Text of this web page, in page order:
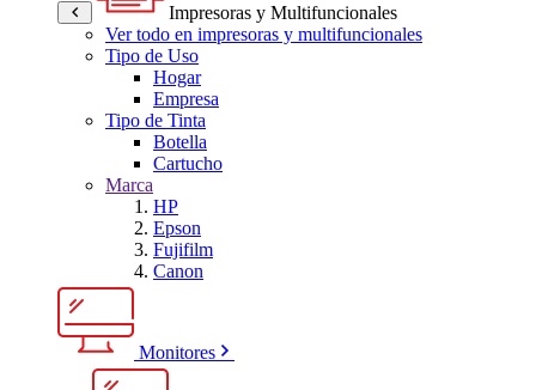
Impresoras y Multifuncionales
Ver todo en impresoras y multifuncionales
Tipo de Uso
Hogar
Empresa
Tipo de Tinta
Botella
Cartucho
Marca
HP
Epson
Fujifilm
Canon
Monitores